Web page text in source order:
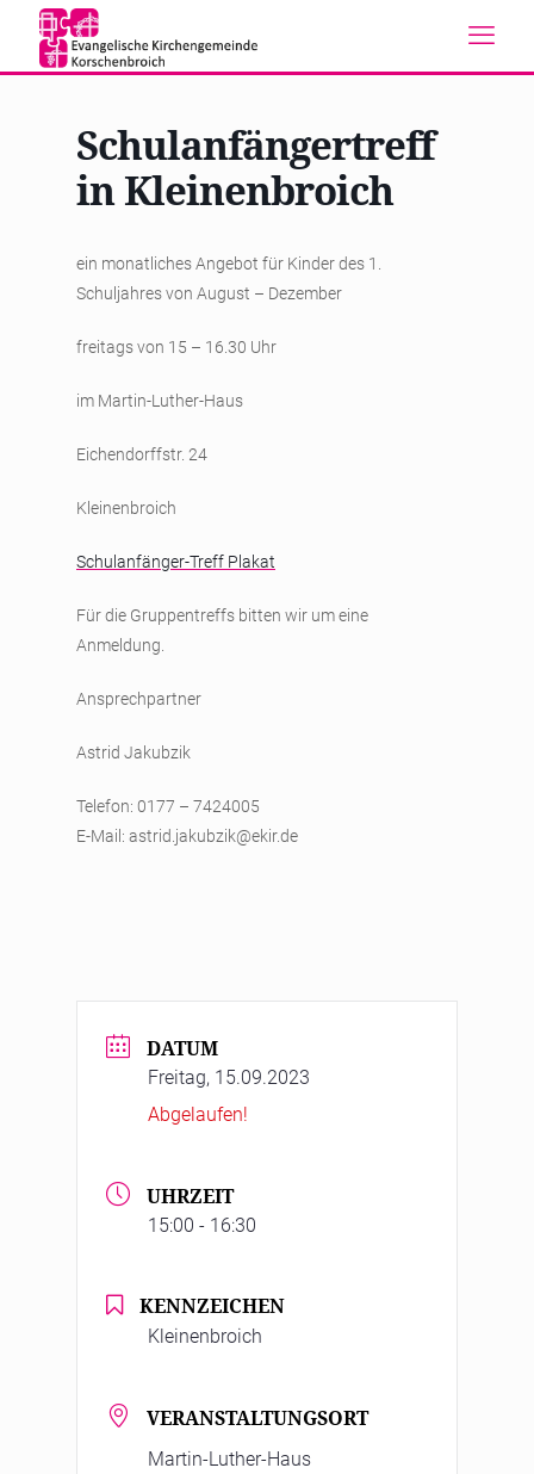
Schulanfängertreff
in Kleinenbroich
ein monatliches Angebot für Kinder des 1.
Schuljahres von August – Dezember
freitags von 15 – 16.30 Uhr
im Martin-Luther-Haus
Eichendorffstr. 24
Kleinenbroich
Schulanfänger-Treff Plakat
Für die Gruppentreffs bitten wir um eine
Anmeldung.
Ansprechpartner
Astrid Jakubzik
Telefon: 0177 – 7424005
E-Mail: astrid.jakubzik@ekir.de
DATUM
Freitag, 15.09.2023
Abgelaufen!
UHRZEIT
15:00 - 16:30
KENNZEICHEN
Kleinenbroich
VERANSTALTUNGSORT
Martin-Luther-Haus